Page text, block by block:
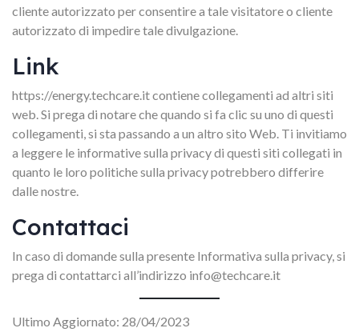
cliente autorizzato per consentire a tale visitatore o cliente
autorizzato di impedire tale divulgazione.
Link
https://energy.techcare.it contiene collegamenti ad altri siti
web. Si prega di notare che quando si fa clic su uno di questi
collegamenti, si sta passando a un altro sito Web. Ti invitiamo
a leggere le informative sulla privacy di questi siti collegati in
quanto le loro politiche sulla privacy potrebbero differire
dalle nostre.
Contattaci
In caso di domande sulla presente Informativa sulla privacy, si
prega di contattarci all’indirizzo info@techcare.it
Ultimo Aggiornato: 28/04/2023